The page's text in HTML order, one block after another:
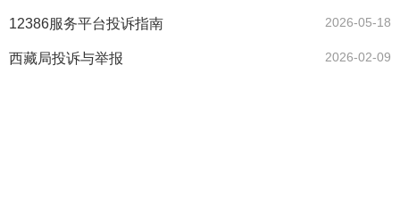
12386服务平台投诉指南 2026-05-18
西藏局投诉与举报 2026-02-09